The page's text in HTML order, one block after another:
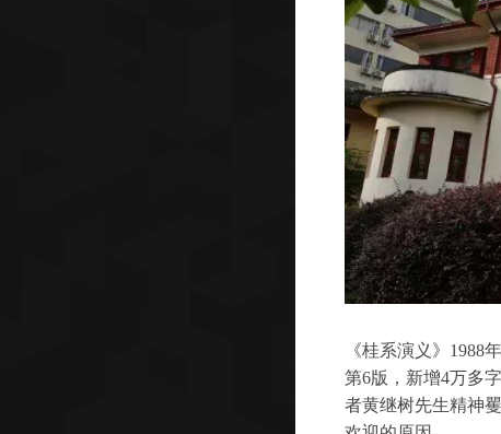
《桂系演义》1988
第6版，新增4万多
者黄继树先生精神